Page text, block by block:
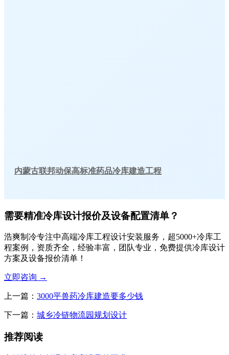
内蒙古联邦动保高标准药品冷库建造工程
需要精准冷库设计报价及设备配置清单？
浩爽制冷专注中高端冷库工程设计安装服务，超5000+冷库工
程案例，资质齐全，经验丰富，团队专业，免费提供冷库设计
方案及设备报价清单！
立即咨询 →
上一篇： 3000平兽药冷库建造要多少钱
下一篇： 城乡冷链物流园规划设计
推荐阅读